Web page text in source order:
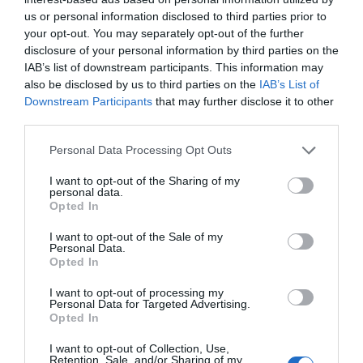
us or personal information disclosed to third parties prior to
your opt-out. You may separately opt-out of the further
disclosure of your personal information by third parties on the
IAB’s list of downstream participants. This information may
also be disclosed by us to third parties on the IAB’s List of
Downstream Participants that may further disclose it to other
Personal Data Processing Opt Outs
I want to opt-out of the Sharing of my
personal data.
Opted In
I want to opt-out of the Sale of my
Personal Data.
Opted In
I want to opt-out of processing my
Personal Data for Targeted Advertising.
Opted In
I want to opt-out of Collection, Use,
Retention, Sale, and/or Sharing of my
Poznaj smaki
REKLAMA
Aalborg
gdzie znaleźć najlepszą sztukę
uliczną?